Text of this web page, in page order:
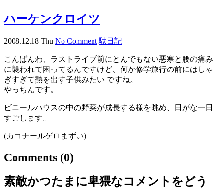
ハーケンクロイツ
2008.12.18 Thu No Comment 駄日記
こんばんわ、ラストライブ前にとんでもない悪寒と腰の痛み
に襲われて困ってるんですけど、何か修学旅行の前にはしゃ
ぎすぎて熱を出す子供みたい ですね。
やっちんです。
ビニールハウスの中の野菜が成長する様を眺め、日がな一日
すごします。
(カコナールゲロまずい)
Comments (0)
素敵かつたまに卑猥なコメントをどう